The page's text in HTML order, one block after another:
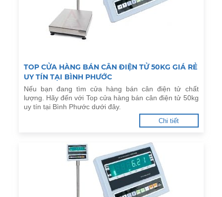
TOP CỬA HÀNG BÁN CÂN ĐIỆN TỬ 50KG GIÁ RẺ
UY TÍN TẠI BÌNH PHƯỚC
Nếu bạn đang tìm cửa hàng bán cân điện tử chất
lượng. Hãy đến với Top cửa hàng bán cân điện tử 50kg
uy tín tại Bình Phước dưới đây.
Chi tiết